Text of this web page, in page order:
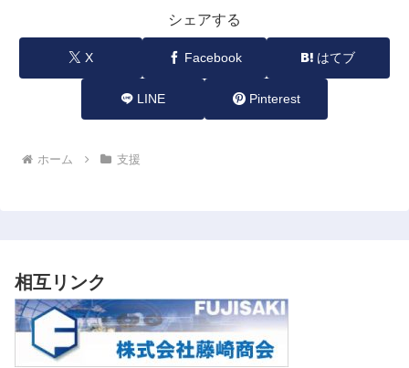
シェアする
X Facebook はてブ
LINE Pinterest
ホーム 支援
相互リンク